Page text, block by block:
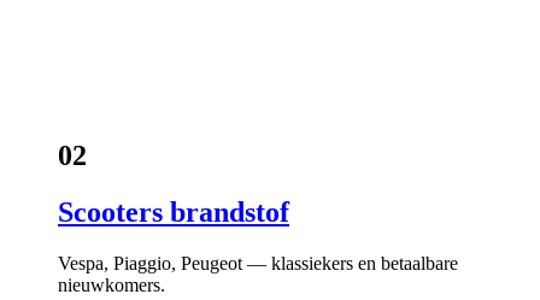
02
Scooters brandstof
Vespa, Piaggio, Peugeot — klassiekers en betaalbare
nieuwkomers.